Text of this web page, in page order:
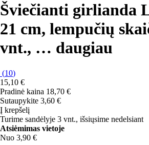
Šviečianti girlianda
21 cm, lempučių
vnt., … daugiau
(10)
15,10 €
Pradinė kaina 18,70 €
Sutaupykite 3,60 €
Į krepšelį
Turime sandėlyje 3 vnt., išsiųsime nedelsiant
Atsiėmimas vietoje
Nuo 3,90 €